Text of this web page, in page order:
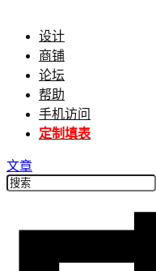
设计
商铺
论坛
帮助
手机访问
定制填表
文章